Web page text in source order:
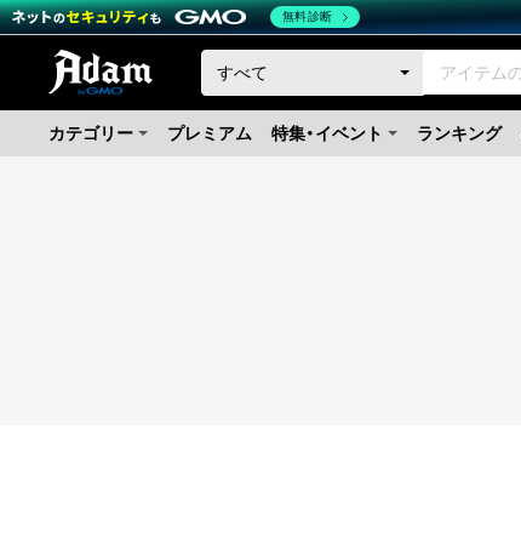
カテゴリー プレミアム 特集・イベント ランキング
無料診断